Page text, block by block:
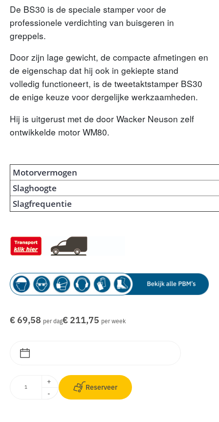
De BS30 is de speciale stamper voor de
professionele verdichting van buisgeren in
greppels.
Door zijn lage gewicht, de compacte afmetingen en
de eigenschap dat hij ook in gekiepte stand
volledig functioneert, is de tweetaktstamper BS30
de enige keuze voor dergelijke werkzaamheden.
Hij is uitgerust met de door Wacker Neuson zelf
ontwikkelde motor WM80.
Motorvermogen
Slaghoogte
Slagfrequentie
€ 69,58 per dag€ 211,75 per week
+
-
Reserveer